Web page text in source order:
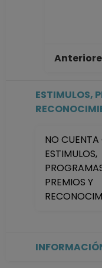
ESTIMULOS,
NO CUENTA
ESTIMULOS,
PREMIOS Y